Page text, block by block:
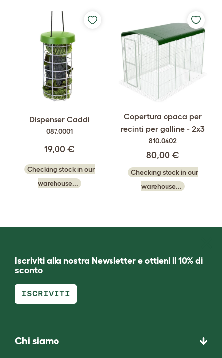
Dispenser Caddi
087.0001
19,00 €
Checking stock in our
warehouse...
Copertura opaca per
recinti per galline - 2x3
810.0402
80,00 €
Checking stock in our
warehouse...
Iscriviti alla nostra Newsletter e ottieni il 10% di
sconto
ISCRIVITI
Chi siamo